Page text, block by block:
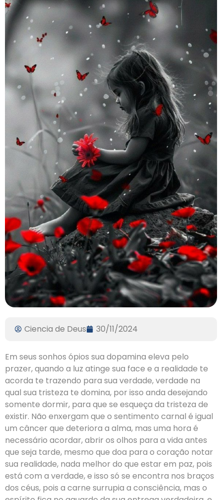
Ciencia de Deus 30/11/2024
‌Em seus sonhos ópios sua dopamina eleva pelo
prazer, quando a luz atinge sua face e a realidade te
acorda te trazendo para sua verdade, verdade na
qual sua tristeza te domina, por isso anda desejando
somente dormir, para que se esqueça da tristeza de
existir. Não enxergam que o sentimento carnal é igual
um câncer que deteriora a alma, mas uma hora é
necessário acordar, abrir os olhos para a vida antes
que seja tarde, mesmo que doa para o coração notar
sua realidade, nada melhor do que estar em paz, pois
está com a verdade, e isso só se encontra nos braços
dos céus, pois a carne surrupia a consciência, mas o